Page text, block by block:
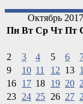
Октябрь 2017
Пн Вт Ср Чт Пт
2
3 4 5 6
9
10 11 12 13
16 17 18 19 20
23 24 25 26 27